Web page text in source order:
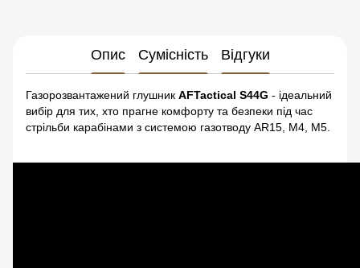
Опис Сумісність Відгуки
Газорозвантажений глушник AFTactical S44G - ідеальний
вибір для тих, хто прагне комфорту та безпеки під час
стрільби карабінами з системою газотводу AR15, M4, M5.